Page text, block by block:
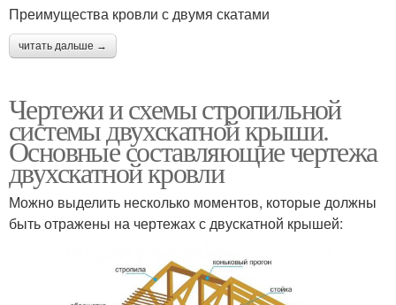
Преимущества кровли с двумя скатами
читать дальше →
Чертежи и схемы стропильной
системы двухскатной крыши.
Основные составляющие чертежа
двухскатной кровли
Можно выделить несколько моментов, которые должны
быть отражены на чертежах с двускатной крышей: